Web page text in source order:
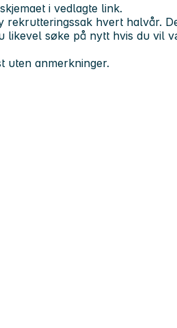
i vedlagte link.
rekrutteringssak hvert halvår.
likevel søke på nytt hvis du vil
uten anmerkninger.